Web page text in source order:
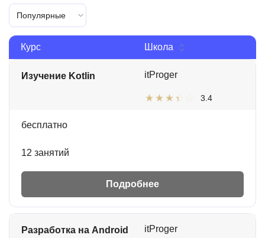
Популярные
Курс Школа
Изучение Kotlin itProger
3.4
бесплатно
12 занятий
Подробнее
Разработка на Android
itProger